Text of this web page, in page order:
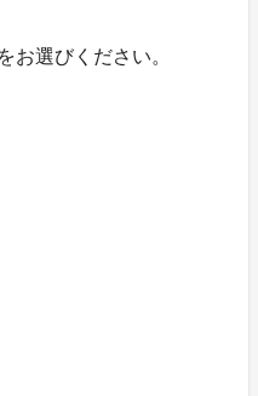
お選びください。